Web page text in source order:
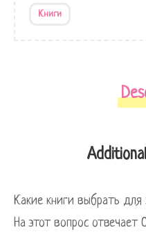
Книги
Какие книги выбрать для
На этот вопрос